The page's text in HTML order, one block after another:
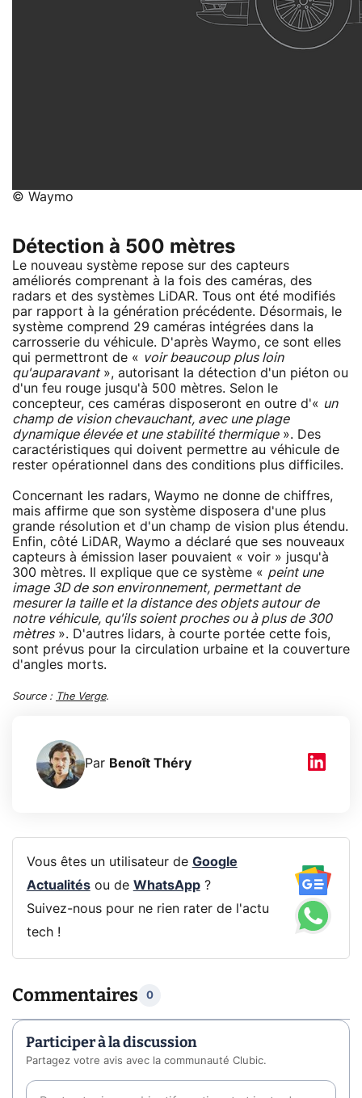
© Waymo
Détection à 500 mètres
Le nouveau système repose sur des capteurs
améliorés comprenant à la fois des caméras, des
radars et des systèmes LiDAR. Tous ont été modifiés
par rapport à la génération précédente. Désormais, le
système comprend 29 caméras intégrées dans la
carrosserie du véhicule. D'après Waymo, ce sont elles
qui permettront de « voir beaucoup plus loin
qu'auparavant», autorisant la détection d'un piéton ou
d'un feu rouge jusqu'à 500 mètres. Selon le
concepteur, ces caméras disposeront en outre d'« un
champ de vision chevauchant, avec une plage
dynamique élevée et une stabilité thermique». Des
caractéristiques qui doivent permettre au véhicule de
rester opérationnel dans des conditions plus difficiles.
Concernant les radars, Waymo ne donne de chiffres,
mais affirme que son système disposera d'une plus
grande résolution et d'un champ de vision plus étendu.
Enfin, côté LiDAR, Waymo a déclaré que ses nouveaux
capteurs à émission laser pouvaient « voir » jusqu'à
300 mètres. Il explique que ce système « peint une
image 3D de son environnement, permettant de
mesurer la taille et la distance des objets autour de
notre véhicule, qu'ils soient proches ou à plus de 300
mètres». D'autres lidars, à courte portée cette fois,
sont prévus pour la circulation urbaine et la couverture
d'angles morts.
Source : The Verge.
Par Benoît Théry
Vous êtes un utilisateur de Google
Actualitésou de WhatsApp?
Suivez-nous pour ne rien rater de l'actu
tech !
Commentaires 0
Participer à la discussion
Partagez votre avis avec la communauté Clubic.